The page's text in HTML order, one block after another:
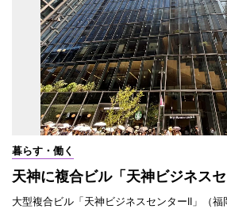
暮らす・働く
天神に複合ビル「天神ビジネス
大型複合ビル「天神ビジネスセンターII」（